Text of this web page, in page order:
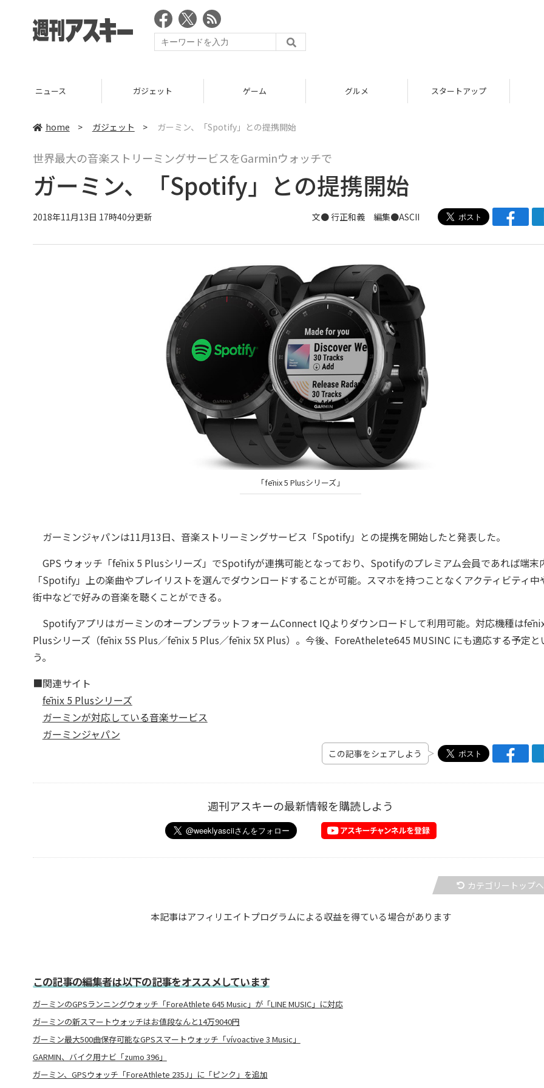
ニュース ガジェット ゲーム グルメ スタートアップ
home > ガジェット > ガーミン、「Spotify」との提携開始
世界最大の音楽ストリーミングサービスをGarminウォッチで
ガーミン、「Spotify」との提携開始
2018年11月13日 17時40分更新 文● 行正和義 編集●ASCII
「fēnix 5 Plusシリーズ」
ガーミンジャパンは11月13日、音楽ストリーミングサービス「Spotify」との提携を開始したと発表した。
GPS ウォッチ「fēnix 5 Plusシリーズ」でSpotifyが連携可能となっており、Spotifyのプレミアム会員であれば端末
「Spotify」上の楽曲やプレイリストを選んでダウンロードすることが可能。スマホを持つことなくアクティビティ中
街中などで好みの音楽を聴くことができる。
SpotifyアプリはガーミンのオープンプラットフォームConnect IQよりダウンロードして利用可能。対応機種は
Plusシリーズ（fēnix 5S Plus／fēnix 5 Plus／fēnix 5X Plus）。今後、ForeAthelete645 MUSINC にも適応する予定と
う。
■関連サイト
fēnix 5 Plusシリーズ
ガーミンが対応している音楽サービス
ガーミンジャパン
この記事をシェアしよう
週刊アスキーの最新情報を購読しよう
カテゴリートップへ
本記事はアフィリエイトプログラムによる収益を得ている場合があります
この記事の編集者は以下の記事をオススメしています
ガーミンのGPSランニングウォッチ「ForeAthlete 645 Music」が「LINE MUSIC」に対応
ガーミンの新スマートウォッチはお値段なんと14万9040円
ガーミン最大500曲保存可能なGPSスマートウォッチ「vívoactive 3 Music」
GARMIN、バイク用ナビ「zumo 396」
ガーミン、GPSウォッチ「ForeAthlete 235J」に「ピンク」を追加